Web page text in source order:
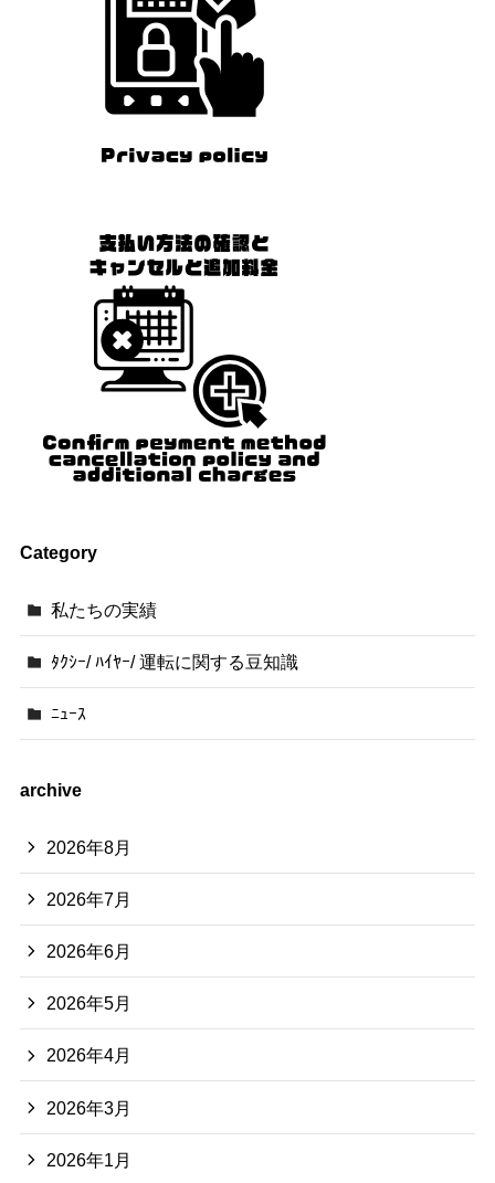
Category
私たちの実績
ﾀｸｼｰ/ ﾊｲﾔｰ/ 運転に関する豆知識
ﾆｭｰｽ
archive
2026年8月
2026年7月
2026年6月
2026年5月
2026年4月
2026年3月
2026年1月